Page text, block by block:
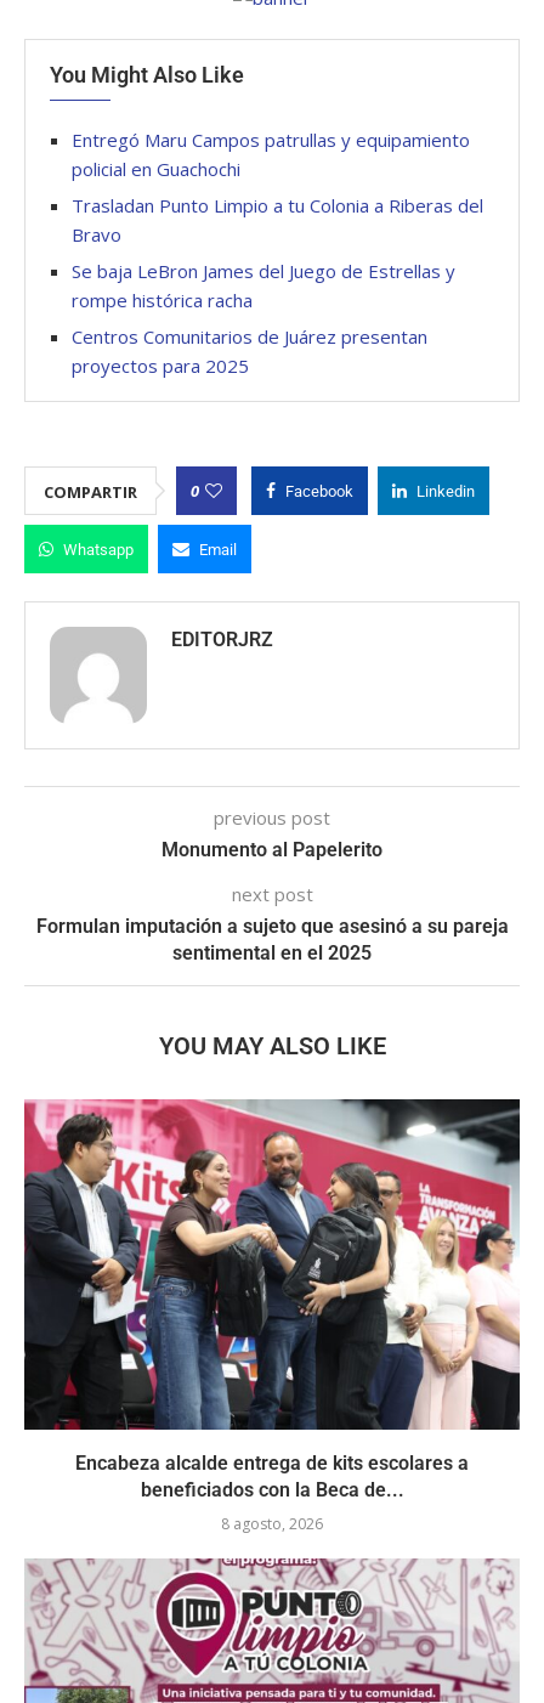
You Might Also Like
Entregó Maru Campos patrullas y equipamiento
policial en Guachochi
Trasladan Punto Limpio a tu Colonia a Riberas del
Bravo
Se baja LeBron James del Juego de Estrellas y
rompe histórica racha
Centros Comunitarios de Juárez presentan
proyectos para 2025
COMPARTIR 0 Facebook Linkedin
Whatsapp Email
EDITORJRZ
previous post
Monumento al Papelerito
next post
Formulan imputación a sujeto que asesinó a su pareja
sentimental en el 2025
YOU MAY ALSO LIKE
Encabeza alcalde entrega de kits escolares a
beneficiados con la Beca de...
8 agosto, 2026